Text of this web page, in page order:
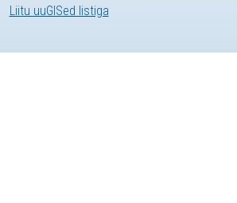
Liitu uuGISed listiga